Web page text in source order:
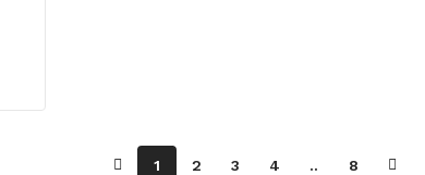
1 2 3 4 .. 8